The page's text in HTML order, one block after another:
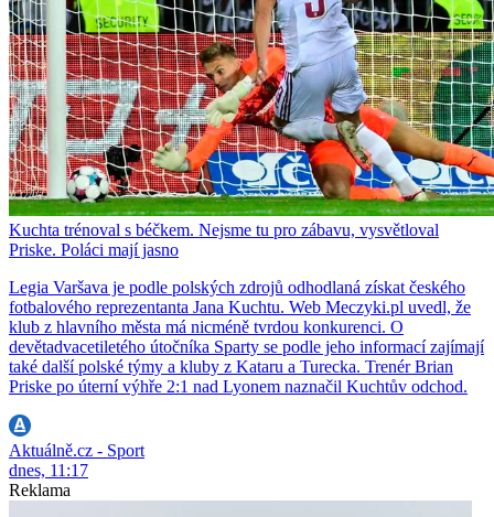
Kuchta trénoval s béčkem. Nejsme tu pro zábavu, vysvětloval
Priske. Poláci mají jasno
Legia Varšava je podle polských zdrojů odhodlaná získat českého
fotbalového reprezentanta Jana Kuchtu. Web Meczyki.pl uvedl, že
klub z hlavního města má nicméně tvrdou konkurenci. O
devětadvacetiletého útočníka Sparty se podle jeho informací zajímají
také další polské týmy a kluby z Kataru a Turecka. Trenér Brian
Priske po úterní výhře 2:1 nad Lyonem naznačil Kuchtův odchod.
Aktuálně.cz - Sport
dnes, 11:17
Reklama